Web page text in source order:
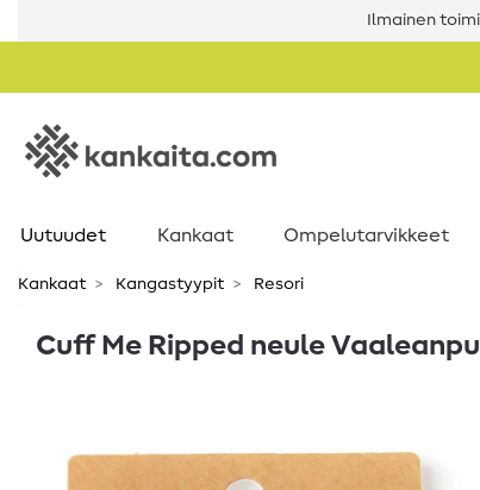
Ilmainen
Uutuudet Kankaat Ompelutarvikkeet
Kankaat Kangastyypit Resori
Cuff Me Ripped neule